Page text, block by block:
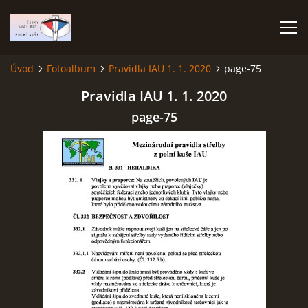
PROPOZICE
VÝSLEDKY ZÁVODŮ
ČESKÝ POHÁR A ČESKÁ LIGA
Úvod Fotoalbum Pravidla IAU 1. 1. 2020 page-75
Pravidla IAU 1. 1. 2020
page-75